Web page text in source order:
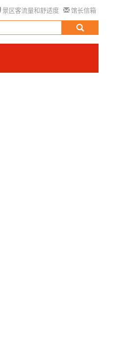
景区客流量和舒适度 馆长信箱